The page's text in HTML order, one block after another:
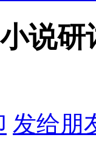
小说
发给朋